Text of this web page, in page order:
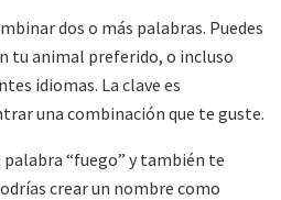
dos o más palabras. Puedes
tu animal preferido, o incluso
idiomas. La clave es
una combinación que te guste.
“fuego” y también te
crear un nombre como